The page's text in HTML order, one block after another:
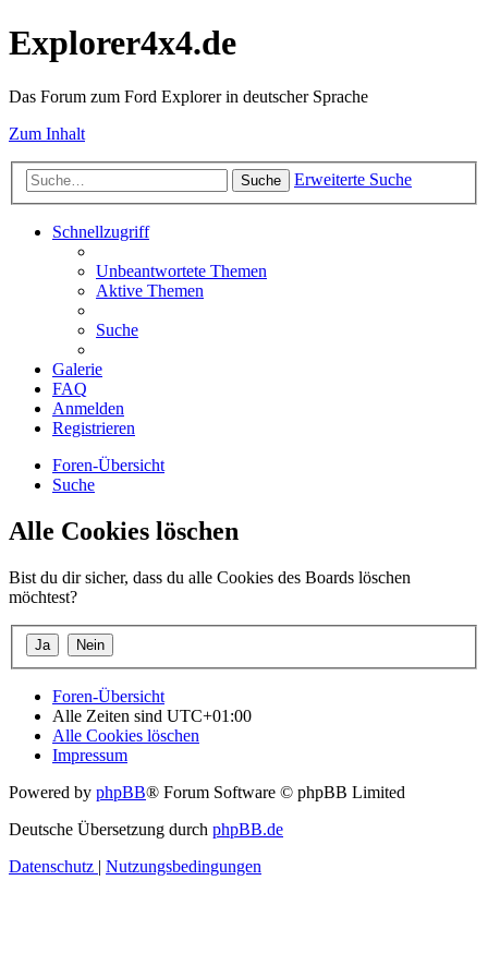
Explorer4x4.de
Das Forum zum Ford Explorer in deutscher Sprache
Zum Inhalt
Suche Erweiterte Suche
Schnellzugriff
Unbeantwortete Themen
Aktive Themen
Suche
Galerie
FAQ
Anmelden
Registrieren
Foren-Übersicht
Suche
Alle Cookies löschen
Bist du dir sicher, dass du alle Cookies des Boards löschen
möchtest?
Foren-Übersicht
Alle Zeiten sind UTC+01:00
Alle Cookies löschen
Impressum
Powered by phpBB® Forum Software © phpBB Limited
Deutsche Übersetzung durch phpBB.de
Datenschutz | Nutzungsbedingungen